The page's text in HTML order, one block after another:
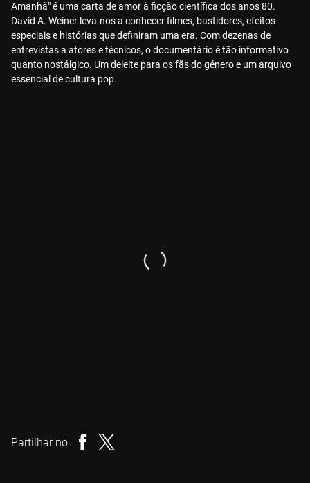
Amanhã" é uma carta de amor à ficção científica dos anos 80.
David A. Weiner leva-nos a conhecer filmes, bastidores, efeitos
especiais e histórias que definiram uma era. Com dezenas de
entrevistas a atores e técnicos, o documentário é tão informativo
quanto nostálgico. Um deleite para os fãs do género e um arquivo
essencial de cultura pop.
Partilhar no